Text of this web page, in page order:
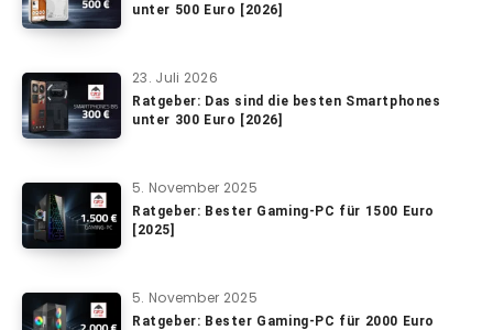
unter 500 Euro [2026]
23. Juli 2026
Ratgeber: Das sind die besten Smartphones
unter 300 Euro [2026]
5. November 2025
Ratgeber: Bester Gaming-PC für 1500 Euro
[2025]
5. November 2025
Ratgeber: Bester Gaming-PC für 2000 Euro